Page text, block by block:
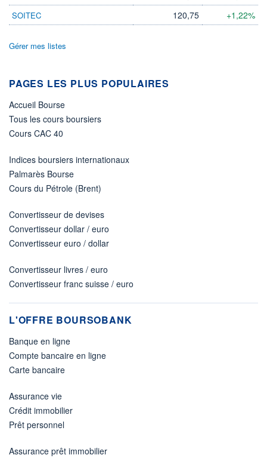
SOITEC 120,75 +1,22%
Gérer mes listes
PAGES LES PLUS POPULAIRES
Accueil Bourse
Tous les cours boursiers
Cours CAC 40
Indices boursiers internationaux
Palmarès Bourse
Cours du Pétrole (Brent)
Convertisseur de devises
Convertisseur dollar / euro
Convertisseur euro / dollar
Convertisseur livres / euro
Convertisseur franc suisse / euro
L'OFFRE BOURSOBANK
Banque en ligne
Compte bancaire en ligne
Carte bancaire
Assurance vie
Crédit immobilier
Prêt personnel
Assurance prêt immobilier